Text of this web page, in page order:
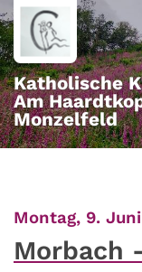
Zum Inhalt springen
Katholische
Am
Monzelfeld
Montag, 9.
Morbach